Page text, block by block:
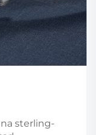
sterling-